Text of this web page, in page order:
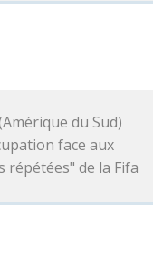
du Sud)
face aux
répétées" de la Fifa